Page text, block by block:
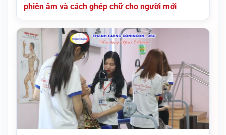
phiên âm và cách ghép chữ cho người mới